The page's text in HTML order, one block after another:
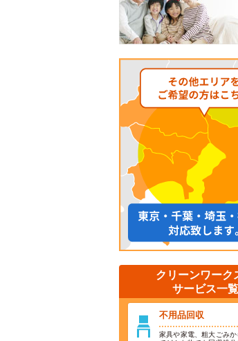
クリーンワーク
サービス一覧
不用品回収
家具や家電、粗大ごみか